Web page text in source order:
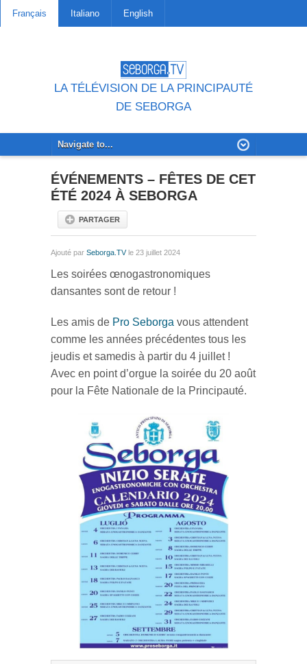
Français Italiano English
LA TÉLÉVISION DE LA PRINCIPAUTÉ
DE SEBORGA
ÉVÉNEMENTS – FÊTES DE CET
ÉTÉ 2024 À SEBORGA
PARTAGER
Ajouté par Seborga.TV le 23 juillet 2024
Les soirées œnogastronomiques
dansantes sont de retour !
Les amis de Pro Seborga vous attendent
comme les années précédentes tous les
jeudis et samedis à partir du 4 juillet !
Avec en point d’orgue la soirée du 20 août
pour la Fête Nationale de la Principauté.